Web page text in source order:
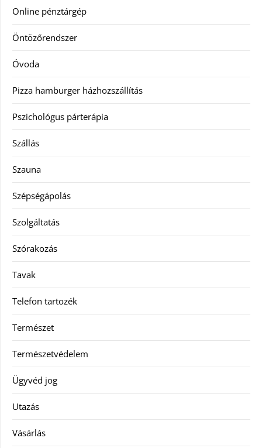
Online pénztárgép
Öntözőrendszer
Óvoda
Pizza hamburger házhozszállítás
Pszichológus párterápia
Szállás
Szauna
Szépségápolás
Szolgáltatás
Szórakozás
Tavak
Telefon tartozék
Természet
Természetvédelem
Ügyvéd jog
Utazás
Vásárlás